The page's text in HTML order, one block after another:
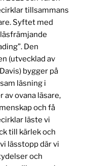
tillsammans
Syftet med
Den
(utvecklad av
bygger på
läsning i
av ovana läsare,
och få
läste vi
till kärlek och
lässtopp där vi
och